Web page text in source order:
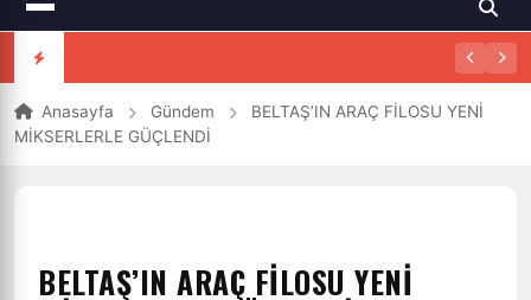
Anasayfa Gündem
BELTAŞ’IN ARAÇ FİLOSU YENİ
MİKSERLERLE GÜÇLENDİ
BELTAŞ’IN ARAÇ FİLOSU YENİ